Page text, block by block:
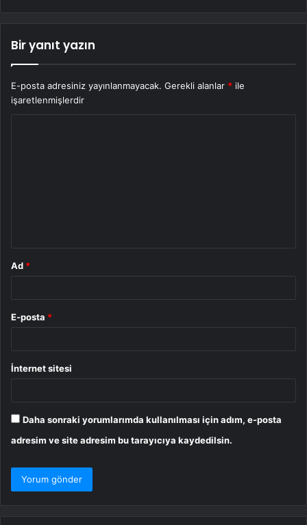
Bir yanıt yazın
E-posta adresiniz yayınlanmayacak. Gerekli alanlar * ile
işaretlenmişlerdir
Ad *
E-posta *
İnternet sitesi
Daha sonraki yorumlarımda kullanılması için adım, e-posta
adresim ve site adresim bu tarayıcıya kaydedilsin.